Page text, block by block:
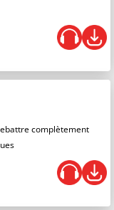
complètement